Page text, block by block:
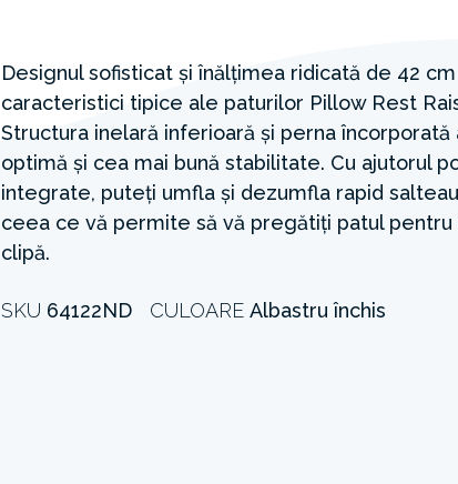
Designul sofisticat și înălțimea ridicată de 42
caracteristici tipice ale paturilor Pillow Rest
Structura inelară inferioară și perna încorporată
optimă și cea mai bună stabilitate. Cu ajutorul
integrate, puteți umfla și dezumfla rapid
ceea ce vă permite să vă pregătiți patul pentru
clipă.
SKU 64122ND CULOARE Albastru închis